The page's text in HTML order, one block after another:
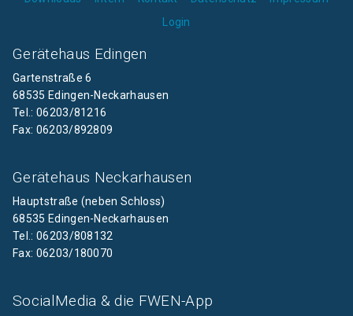
Login
Gerätehaus Edingen
Gartenstraße 6
68535 Edingen-Neckarhausen
Tel.: 06203/81216
Fax: 06203/892809
Gerätehaus Neckarhausen
Hauptstraße (neben Schloss)
68535 Edingen-Neckarhausen
Tel.: 06203/808132
Fax: 06203/180070
SocialMedia & die FWEN-App